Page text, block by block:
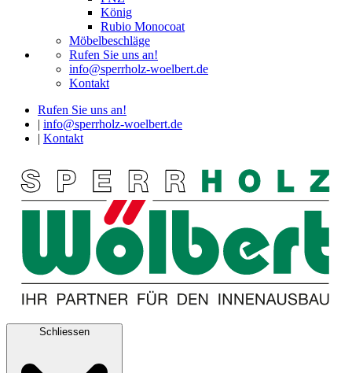
König
Rubio Monocoat
Möbelbeschläge
Rufen Sie uns an!
info@sperrholz-woelbert.de
Kontakt
Rufen Sie uns an!
info@sperrholz-woelbert.de
Kontakt
Schliessen